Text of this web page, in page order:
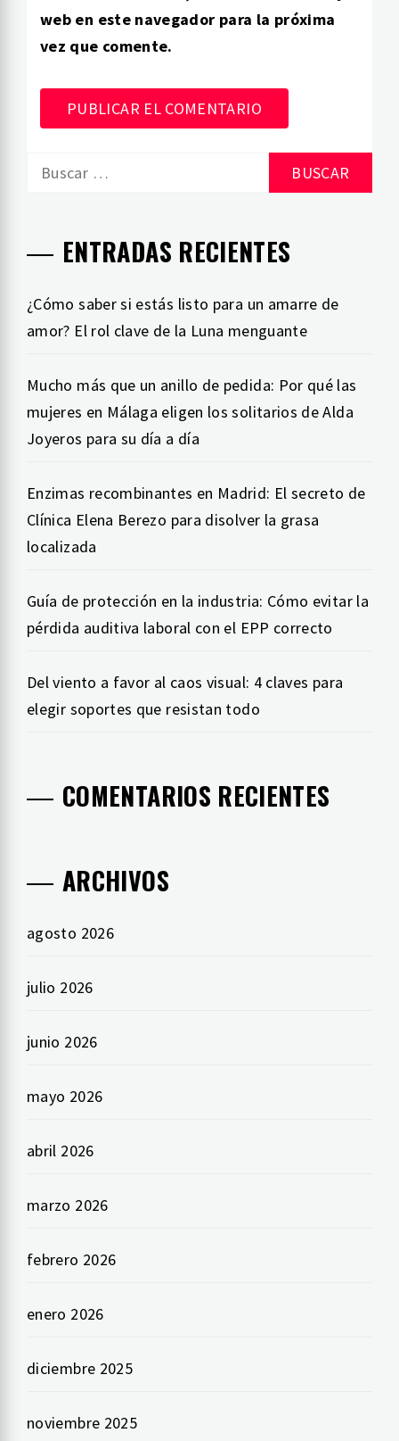
web en este navegador para la próxima
vez que comente.
Buscar:
ENTRADAS RECIENTES
¿Cómo saber si estás listo para un amarre de
amor? El rol clave de la Luna menguante
Mucho más que un anillo de pedida: Por qué las
mujeres en Málaga eligen los solitarios de Alda
Joyeros para su día a día
Enzimas recombinantes en Madrid: El secreto de
Clínica Elena Berezo para disolver la grasa
localizada
Guía de protección en la industria: Cómo evitar la
pérdida auditiva laboral con el EPP correcto
Del viento a favor al caos visual: 4 claves para
elegir soportes que resistan todo
COMENTARIOS RECIENTES
ARCHIVOS
agosto 2026
julio 2026
junio 2026
mayo 2026
abril 2026
marzo 2026
febrero 2026
enero 2026
diciembre 2025
noviembre 2025